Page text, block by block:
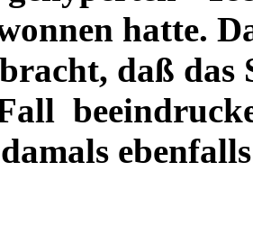
hatte.
daß das